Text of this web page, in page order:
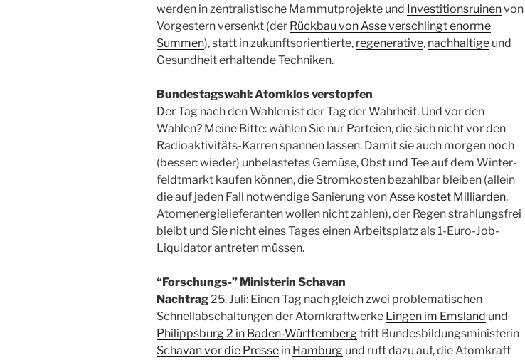
werden in zentralistische Mammutprojekte und Investitionsruinenvon
Vorgestern versenkt (der Rückbau von Asse verschlingt enorme
Summen), statt in zukunftsorientierte, regenerative, nachhaltige und
Gesundheit erhaltende Techniken.
Bundestagswahl: Atomklos verstopfen
Der Tag nach den Wahlen ist der Tag der Wahrheit. Und vor den
Wahlen? Meine Bitte: wählen Sie nur Parteien, die sich nicht vor den
Radioaktivitäts-Karren spannen lassen. Damit sie auch morgen noch
(besser: wieder) unbelastetes Gemüse, Obst und Tee auf dem Winter­
feldt­markt kaufen können, die Stromkosten bezahlbar bleiben (allein
die auf jeden Fall notwendige Sanierung vonAsse kostet Milliarden,
Atomenergielieferanten wollen nicht zahlen), der Regen strahlungsfrei
bleibt und Sie nicht eines Tages einen Arbeitsplatz als 1-Euro-Job-
Liquidator antreten müssen.
“Forschungs-” Ministerin Schavan
Nachtrag25. Juli: Einen Tag nach gleich zwei problematischen
Schnellabschaltungen der Atomkraftwerke Lingen im Emsland und
Philippsburg 2 in Baden-Württembergtritt Bundesbildungsministerin
Schavan vor die Presse in Hamburg und ruft dazu auf, die Atomkraft